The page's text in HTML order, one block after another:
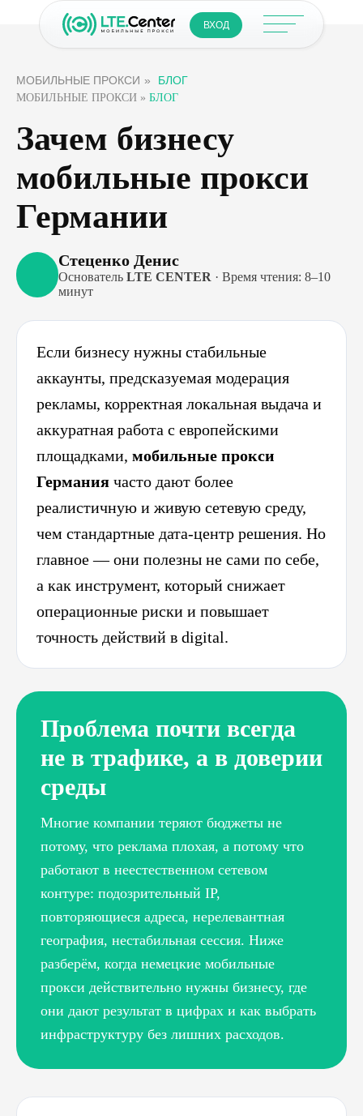
ВХОД
МОБИЛЬНЫЕ ПРОКСИ » БЛОГ
МОБИЛЬНЫЕ ПРОКСИ » БЛОГ
Зачем бизнесу
мобильные прокси
Германии
Стеценко Денис
ОсновательLTE CENTER · Время чтения: 8–10
минут
Если бизнесу нужны стабильные
аккаунты, предсказуемая модерация
рекламы, корректная локальная выдача и
аккуратная работа с европейскими
площадками, мобильные прокси
Германия часто дают более
реалистичную и живую сетевую среду,
чем стандартные дата-центр решения. Но
главное — они полезны не сами по себе,
а как инструмент, который снижает
операционные риски и повышает
точность действий в digital.
Проблема почти всегда
не в трафике, а в доверии
среды
Многие компании теряют бюджеты не
потому, что реклама плохая, а потому что
работают в неестественном сетевом
контуре: подозрительный IP,
повторяющиеся адреса, нерелевантная
география, нестабильная сессия. Ниже
разберём, когда немецкие мобильные
прокси действительно нужны бизнесу, где
они дают результат в цифрах и как выбрать
инфраструктуру без лишних расходов.